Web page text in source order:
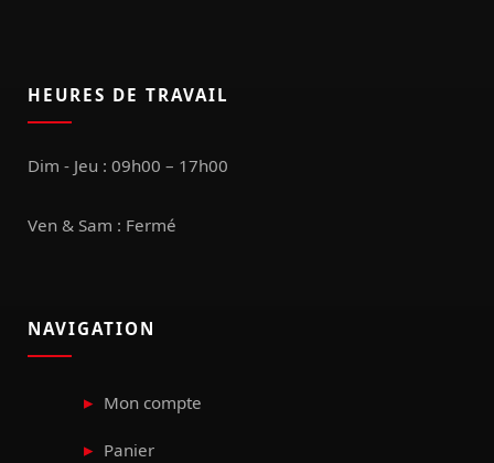
HEURES DE TRAVAIL
Dim - Jeu : 09h00 – 17h00
Ven & Sam : Fermé
NAVIGATION
Mon compte
Panier